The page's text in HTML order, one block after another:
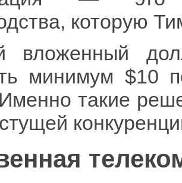
которую
вложенный
минимум $10
такие